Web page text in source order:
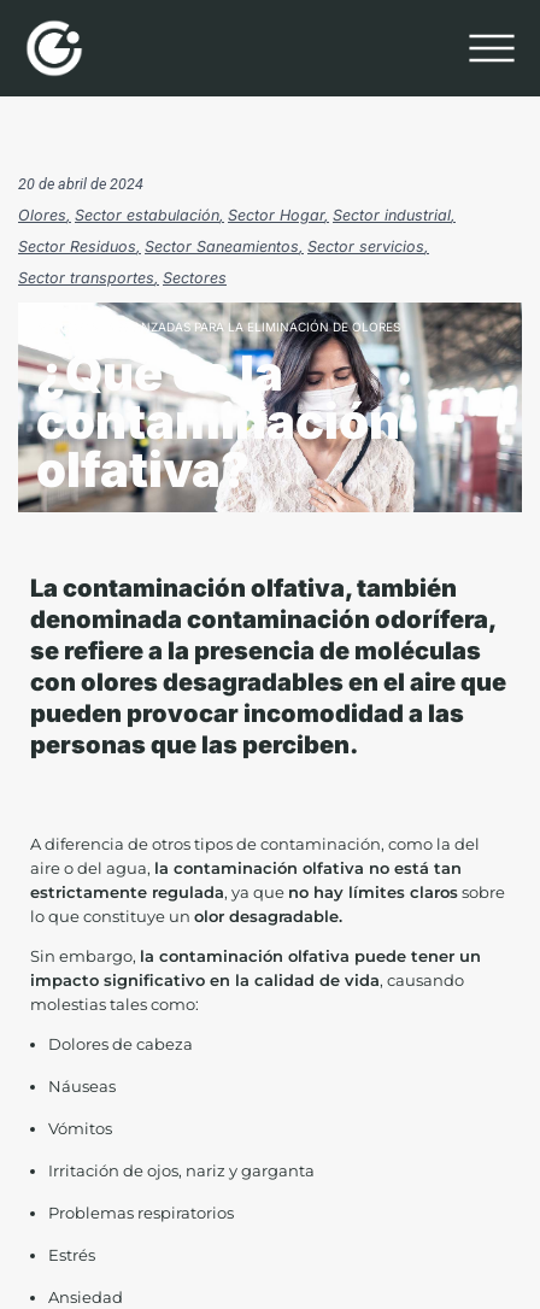
20 de abril de 2024
Olores Sector estabulación Sector Hogar Sector industrial
Sector Residuos Sector Saneamientos Sector servicios
Sector transportes Sectores
SOLUCIONES AVANZADAS PARA LA ELIMINACIÓN DE OLORES
¿Qué es la
contaminación
olfativa?
La contaminación olfativa, también
denominada contaminación odorífera,
se refiere a la presencia de moléculas
con olores desagradables en el aire que
pueden provocar incomodidad a las
personas que las perciben.
A diferencia de otros tipos de contaminación, como la del
aire o del agua, la contaminación olfativa no está tan
estrictamente regulada, ya que no hay límites claros sobre
lo que constituye un olor desagradable.
Sin embargo, la contaminación olfativa puede tener un
impacto significativo en la calidad de vida, causando
molestias tales como:
Dolores de cabeza
Náuseas
Vómitos
Irritación de ojos, nariz y garganta
Problemas respiratorios
Estrés
Ansiedad